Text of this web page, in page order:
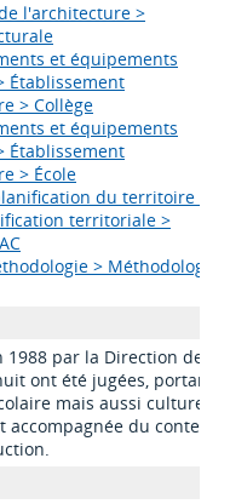
l'architecture >
et équipements
Établissement
> Collège
et équipements
Établissement
> École
du territoire >
territoriale >
> Méthodologie
par la Direction de
ont été jugées, portant
mais aussi culturelle
du contexte